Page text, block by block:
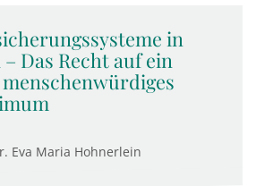
in
Das Recht auf ein
Eva Maria Hohnerlein